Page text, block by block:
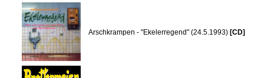
Arschkrampen - "Ekelerregend" (24.5.1993) [CD]